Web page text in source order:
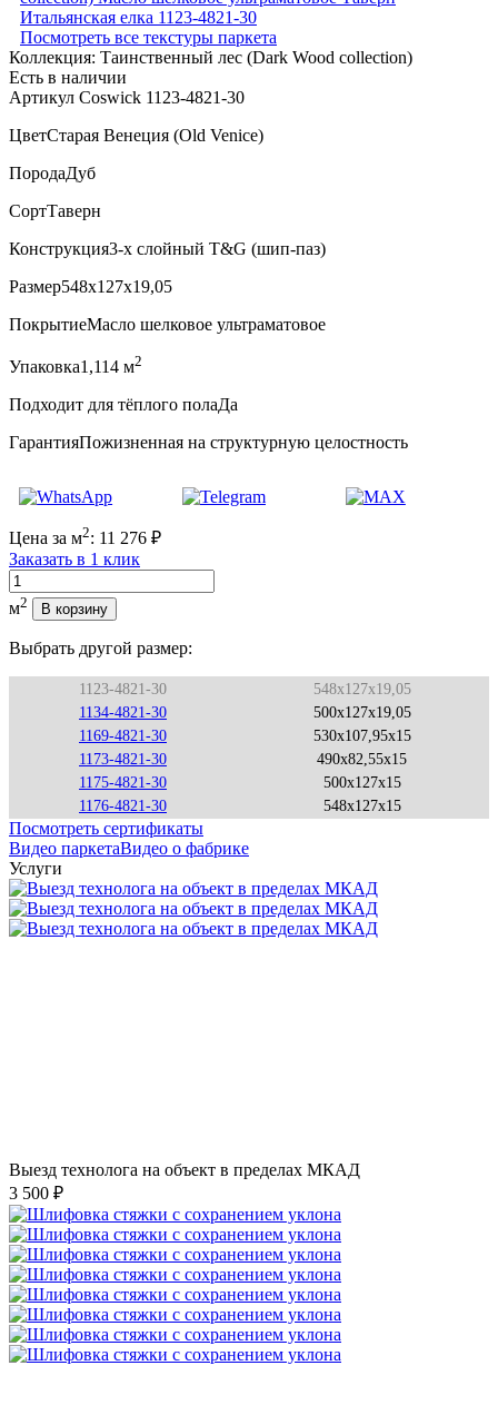
Посмотреть все текстуры паркета
Коллекция: Таинственный лес (Dark Wood collection)
Есть в наличии
Артикул Coswick 1123-4821-30
ЦветСтарая Венеция (Old Venice)
ПородаДуб
СортТаверн
Конструкция3-х слойный T&G (шип-паз)
Размер548x127x19,05
ПокрытиеМасло шелковое ультраматовое
Упаковка1,114 м2
Подходит для тёплого полаДа
ГарантияПожизненная на структурную целостность
Цена за м2: 11 276 ₽
Заказать в 1 клик
Количество
м2 В корзину
Выбрать другой размер:
1123-4821-30
548x127x19,05
1134-4821-30
500x127x19,05
1169-4821-30
530x107,95x15
1173-4821-30
490x82,55x15
1175-4821-30
500x127x15
1176-4821-30
548x127x15
Посмотреть сертификаты
Видео паркетаВидео о фабрике
Услуги
Выезд технолога на объект в пределах МКАД
3 500 ₽